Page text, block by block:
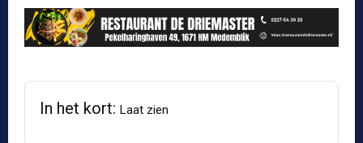
In het kort: Laat zien